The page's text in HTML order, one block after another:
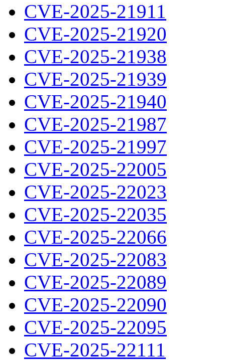
CVE-2025-21911
CVE-2025-21920
CVE-2025-21938
CVE-2025-21939
CVE-2025-21940
CVE-2025-21987
CVE-2025-21997
CVE-2025-22005
CVE-2025-22023
CVE-2025-22035
CVE-2025-22066
CVE-2025-22083
CVE-2025-22089
CVE-2025-22090
CVE-2025-22095
CVE-2025-22111